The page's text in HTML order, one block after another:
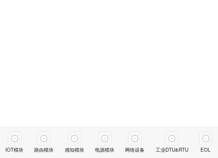
IOT模块 路由模块 感知模块 电源模块 网络设备 工业DTU&RTU EOL